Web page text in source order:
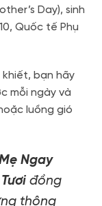
Day), sinh
Quốc tế Phụ
bạn hãy
mỗi ngày và
luồng gió
Ngay
đồng
thông